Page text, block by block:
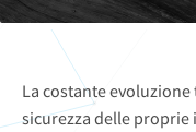
La costante
sicurezza delle